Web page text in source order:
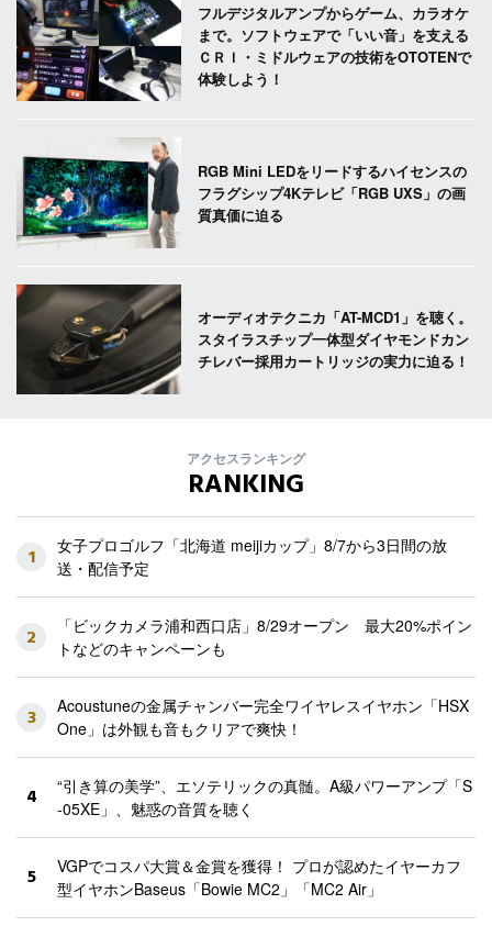
フルデジタルアンプからゲーム、カラオケ
まで。ソフトウェアで「いい音」を支える
ＣＲＩ・ミドルウェアの技術をOTOTENで
体験しよう！
RGB Mini LEDをリードするハイセンスの
フラグシップ4Kテレビ「RGB UXS」の画
質真価に迫る
オーディオテクニカ「AT-MCD1」を聴く。
スタイラスチップ一体型ダイヤモンドカン
チレバー採用カートリッジの実力に迫る！
アクセスランキング
RANKING
1
女子プロゴルフ「北海道 meijiカップ」8/7から3日間の放
送・配信予定
2
「ビックカメラ浦和西口店」8/29オープン 最大20%ポイン
トなどのキャンペーンも
3
Acoustuneの金属チャンバー完全ワイヤレスイヤホン「HSX
One」は外観も音もクリアで爽快！
4
“引き算の美学”、エソテリックの真髄。A級パワーアンプ「S
-05XE」、魅惑の音質を聴く
5
VGPでコスパ大賞＆金賞を獲得！ プロが認めたイヤーカフ
型イヤホンBaseus「Bowie MC2」「MC2 Air」